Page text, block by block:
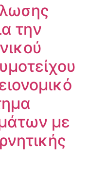
την
με